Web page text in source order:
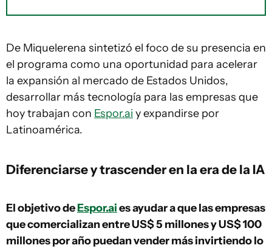
De Miquelerena sintetizó el foco de su presencia en
el programa como una oportunidad para acelerar
la expansión al mercado de Estados Unidos,
desarrollar más tecnología para las empresas que
hoy trabajan con Espor.ai y expandirse por
Latinoamérica.
Diferenciarse y trascender en la era de la IA
El objetivo deEspor.aies ayudar a que las empresas
que comercializan entre US$ 5 millones y US$ 100
millones por año puedan vender más invirtiendo lo